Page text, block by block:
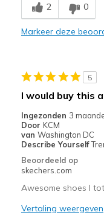
Comfortable
Travel
Width
Sizing
View On Shoes
2 0
Markeer deze
5
I would buy this
Ingezonden 3
Door KCM
van Washington DC
Describe Yourself
Beoordeeld op
skechers.com
Awesome shoes I
Vertaling weergeven